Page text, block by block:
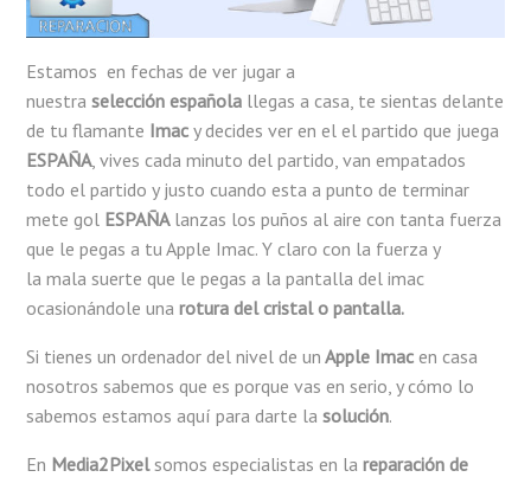
Estamos en fechas de ver jugar a
nuestraselección española llegas a casa, te sientas delante
de tu flamante Imac y decides ver en el el partido que juega
ESPAÑA, vives cada minuto del partido, van empatados
todo el partido y justo cuando esta a punto de terminar
mete gol ESPAÑAlanzas los puños al aire con tanta fuerza
que le pegas a tu Apple Imac. Y claro con la fuerza y
la mala suerte que le pegas a la pantalla del imac
ocasionándole unarotura del cristal o pantalla.
Si tienes un ordenador del nivel de un Apple Imac en casa
nosotros sabemos que es porque vas en serio, y cómo lo
sabemos estamos aquí para darte lasolución.
En Media2Pixel somos especialistas en la reparación de